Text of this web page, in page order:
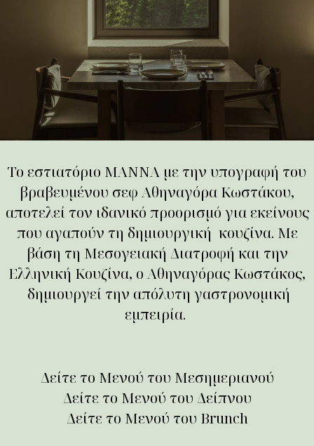
Το εστιατόριο MANNA με την υπογραφή του
βραβευμένου σεφ Αθηναγόρα Κωστάκου,
αποτελεί τον ιδανικό προορισμό για εκείνους
που αγαπούν τη δημιουργική κουζίνα. Με
βάση τη Μεσογειακή Διατροφή και την
Ελληνική Κουζίνα, ο Αθηναγόρας Κωστάκος,
δημιουργεί την απόλυτη γαστρονομική
εμπειρία.
Δείτε το Μενού του Μεσημεριανού
Δείτε το Μενού του Δείπνου
Δείτε το Μενού του Brunch